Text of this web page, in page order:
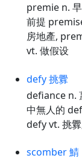
premie n.
前提
房地產,
vt. 做假设
defy 挑釁
defiance n.
中無人的
defy vt. 挑
scomber 鯖